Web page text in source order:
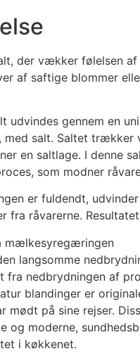
der vækker følelsen
af saftige blommer
udvindes gennem en
med salt. Saltet trækker
en saltlage. I denne
som modner
er fuldendt,
fra råvarerne.
mælkesyregæringen
langsomme
fra nedbrydningen af
blandinger er
mødt på sine rejser.
og moderne,
i køkkenet.